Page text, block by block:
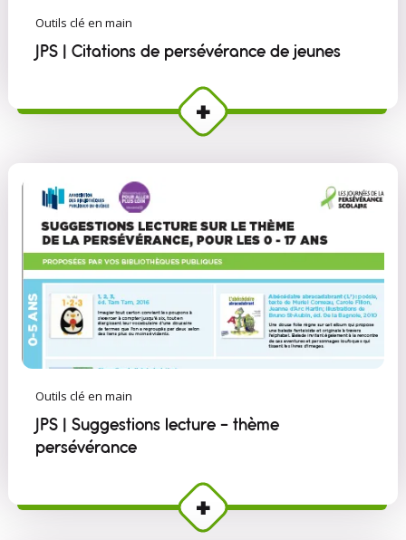
Outils clé en main
JPS | Citations de persévérance de jeunes
Outils clé en main
JPS | Suggestions lecture - thème
persévérance